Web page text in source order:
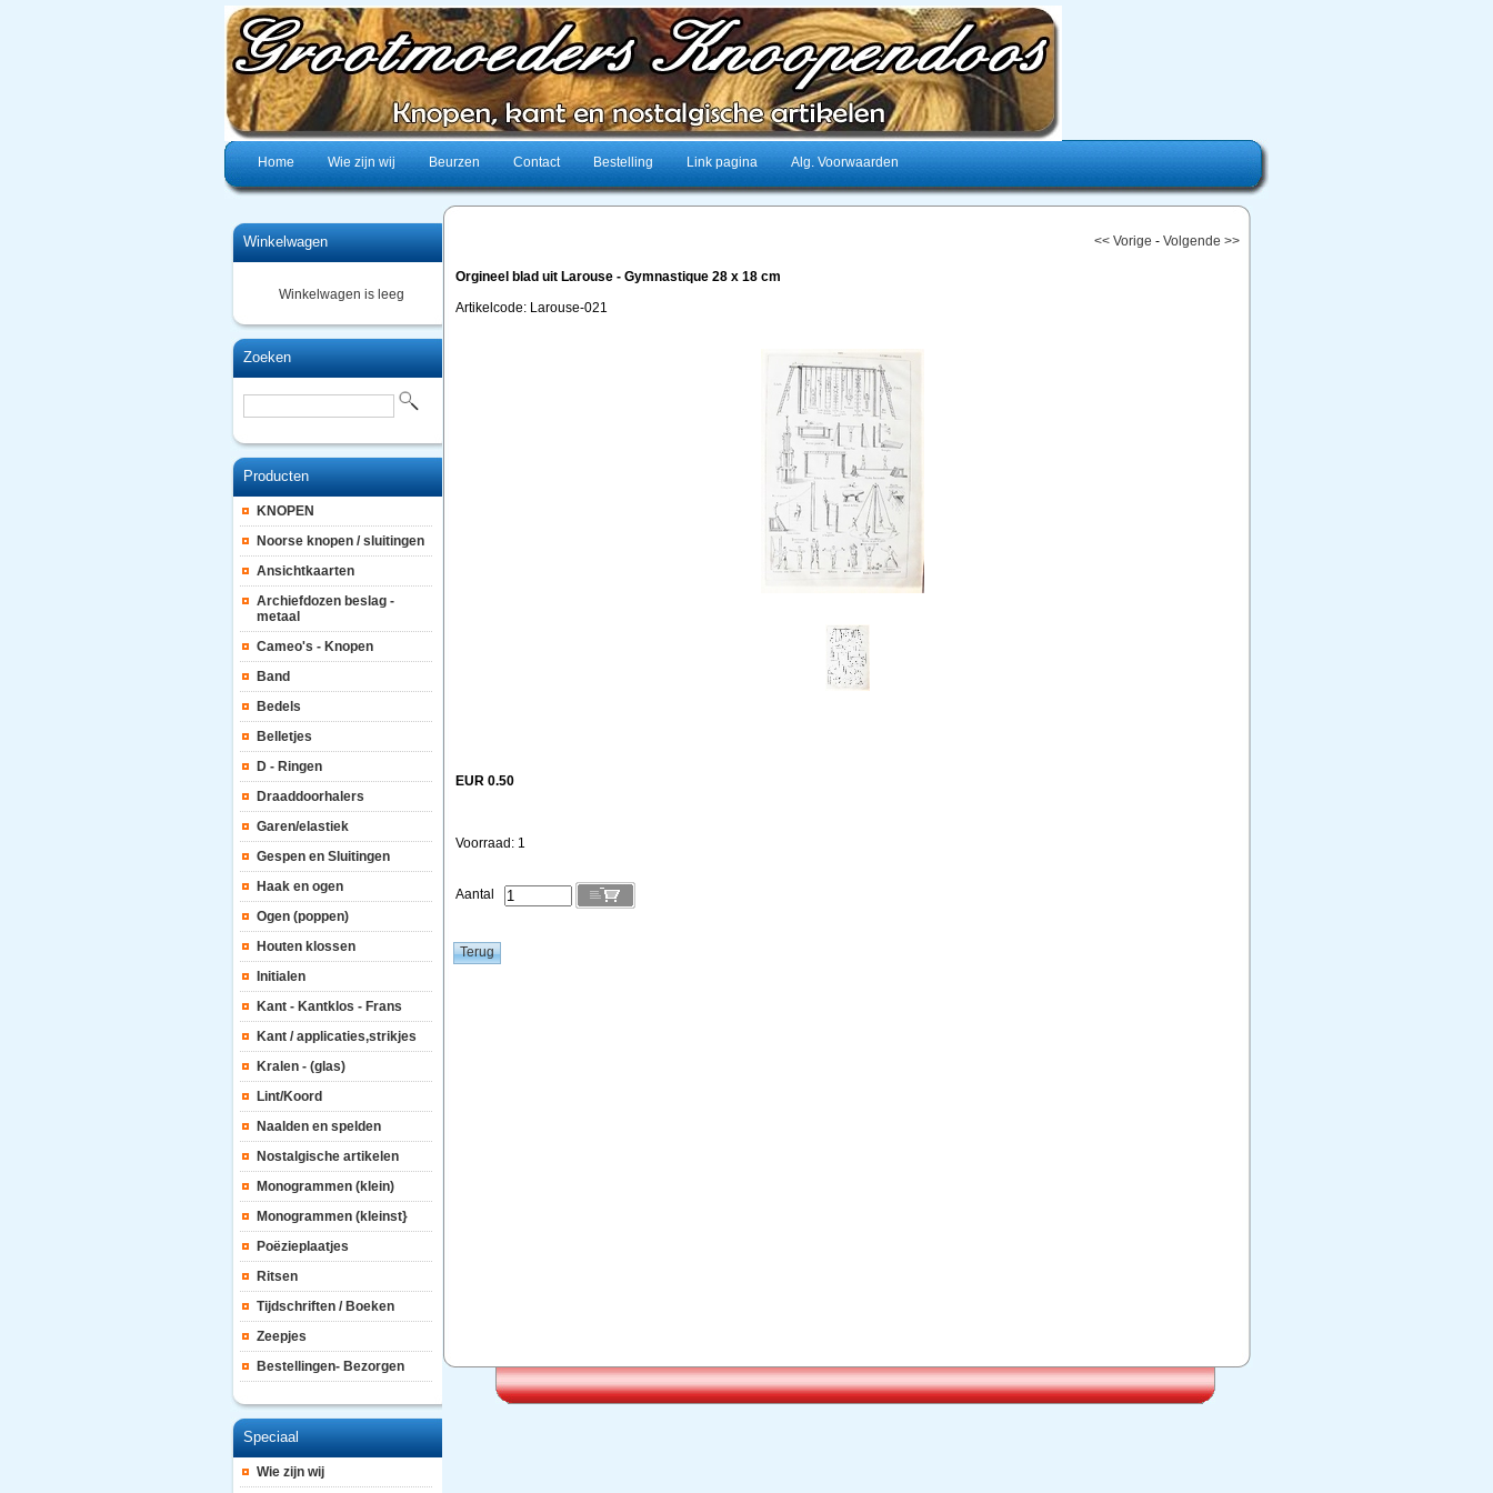
Home Wie zijn wij Beurzen Contact Bestelling Link pagina Alg. Voorwaarden
Winkelwagen
Winkelwagen is leeg
Zoeken
Producten
KNOPEN
Noorse knopen / sluitingen
Ansichtkaarten
Archiefdozen beslag -
metaal
Cameo's - Knopen
Band
Bedels
Belletjes
D - Ringen
Draaddoorhalers
Garen/elastiek
Gespen en Sluitingen
Haak en ogen
Ogen (poppen)
Houten klossen
Initialen
Kant - Kantklos - Frans
Kant / applicaties,strikjes
Kralen - (glas)
Lint/Koord
Naalden en spelden
Nostalgische artikelen
Monogrammen (klein)
Monogrammen (kleinst}
Poëzieplaatjes
Ritsen
Tijdschriften / Boeken
Zeepjes
Bestellingen- Bezorgen
Speciaal
Wie zijn wij
<< Vorige - Volgende >>
Orgineel blad uit Larouse - Gymnastique 28 x 18 cm
Artikelcode: Larouse-021
EUR 0.50
Voorraad: 1
Aantal